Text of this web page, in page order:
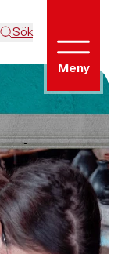
Sök
Meny